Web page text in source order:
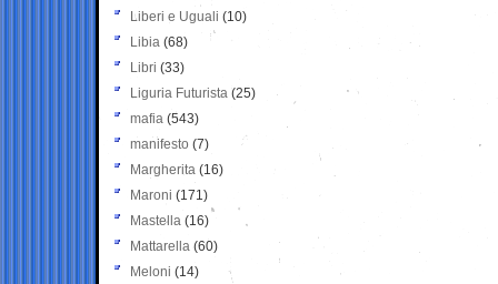
Liberi e Uguali (10)
Libia (68)
Libri (33)
Liguria Futurista (25)
mafia (543)
manifesto (7)
Margherita (16)
Maroni (171)
Mastella (16)
Mattarella (60)
Meloni (14)